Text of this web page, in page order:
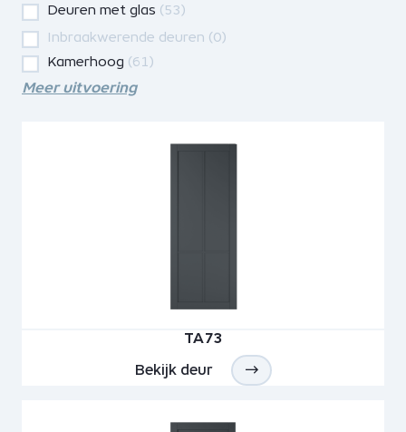
Deuren met glas (53)
Inbraakwerende deuren (0)
Kamerhoog (61)
Meer uitvoering
TA73
Bekijk deur